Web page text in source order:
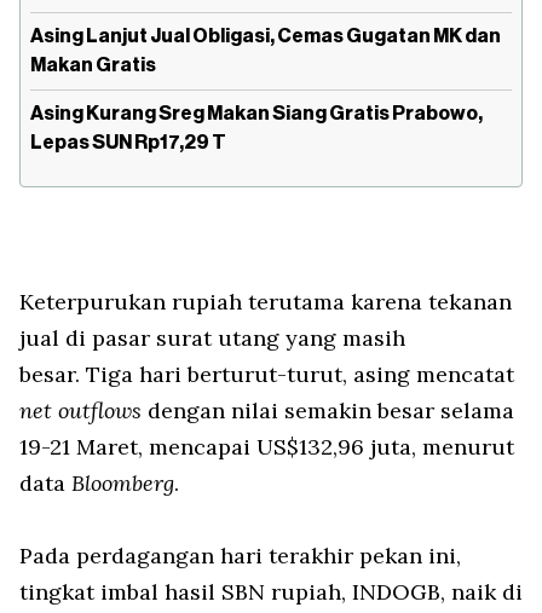
Asing Lanjut Jual Obligasi, Cemas Gugatan MK dan
Makan Gratis
Asing Kurang Sreg Makan Siang Gratis Prabowo,
Lepas SUN Rp17,29 T
Keterpurukan rupiah terutama karena tekanan
jual di pasar surat utang yang masih
besar. Tiga hari berturut-turut, asing mencatat
net outflows dengan nilai semakin besar selama
19-21 Maret, mencapai US$132,96 juta, menurut
data Bloomberg.
Pada perdagangan hari terakhir pekan ini,
tingkat imbal hasil SBN rupiah, INDOGB, naik di